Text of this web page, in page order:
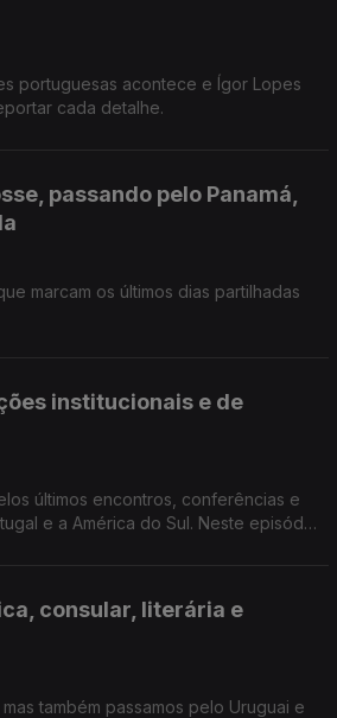
portuguesas acontece e Ígor Lopes
cada detalhe.
passando pelo Panamá,
marcam os últimos dias partilhadas
institucionais e de
últimos encontros, conferências e
e a América do Sul. Neste episódio
consular, literária e
também passamos pelo Uruguai e